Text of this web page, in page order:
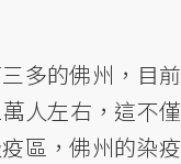
多的佛州，目前
人左右，這不僅
區，佛州的染疫